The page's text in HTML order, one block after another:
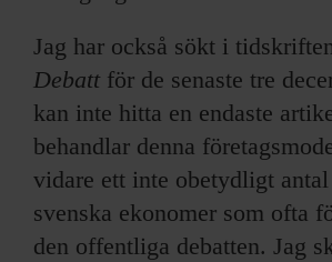
Jag har också sökt i
Debatt för de senaste tre
kan inte hitta en endaste
behandlar denna
vidare ett inte obetydligt
svenska ekonomer som ofta
den offentliga debatten. Jag